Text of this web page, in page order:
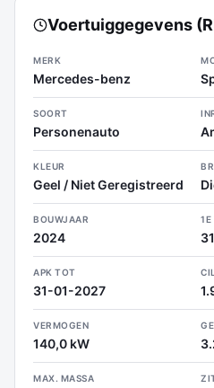
Voertuiggegevens
MERK
Mercedes-benz
SOORT
Personenauto
KLEUR
Geel / Niet Geregistreerd
BOUWJAAR
2024
1E
APK TOT
31-01-2027
VERMOGEN
140,0 kW
MAX. MASSA